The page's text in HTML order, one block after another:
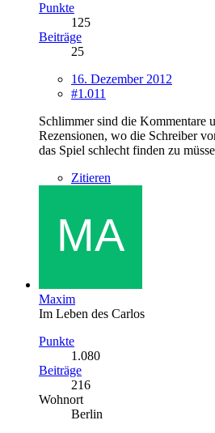
Punkte
125
Beiträge
25
16. Dezember 2012
#1.011
Schlimmer sind die Kommentare
Rezensionen, wo die Schreiber
das Spiel schlecht finden zu
Zitieren
Maxim
Im Leben des Carlos
Punkte
1.080
Beiträge
216
Wohnort
Berlin